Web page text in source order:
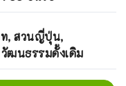
ท, สวนญี่ปุ่น,
ฒนธรรมดั้งเดิม